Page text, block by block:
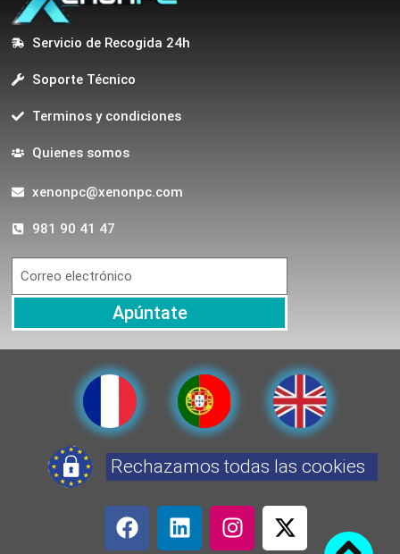
Servicio de Recogida 24h
Soporte Técnico
Terminos y condiciones
Quienes somos
xenonpc@xenonpc.com
981 90 41 47
Apúntate
Rechazamos todas las cookies